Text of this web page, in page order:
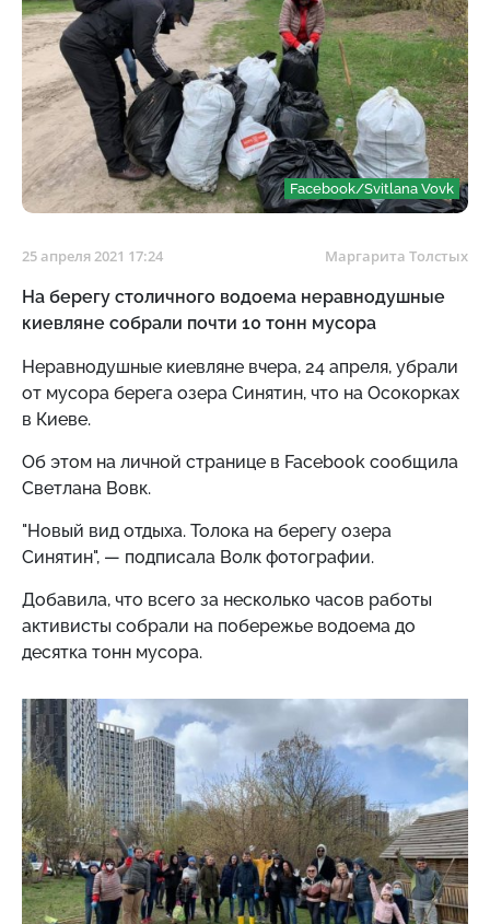
Facebook/Svitlana Vovk
25 апреля 2021 17:24 Маргарита Толстых
На берегу столичного водоема неравнодушные
киевляне собрали почти 10 тонн мусора
Неравнодушные киевляне вчера, 24 апреля, убрали
от мусора берега озера Синятин, что на Осокорках
в Киеве.
Об этом на личной странице в Facebook сообщила
Светлана Вовк.
"Новый вид отдыха. Толока на берегу озера
Синятин", — подписала Волк фотографии.
Добавила, что всего за несколько часов работы
активисты собрали на побережье водоема до
десятка тонн мусора.